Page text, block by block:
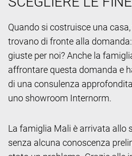
Quando si costruisce una
trovano di fronte alla
giuste per noi? Anche la
affrontare questa domanda e
di una consulenza
uno showroom Internorm.
La famiglia Mali è arrivata allo
senza alcuna conoscenza